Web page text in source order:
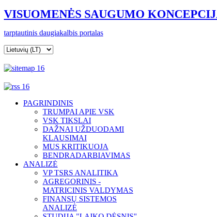
VISUOMENĖS SAUGUMO
tarptautinis daugiakalbis portalas
PAGRINDINIS
TRUMPAI APIE VSK
VSK TIKSLAI
DAŽNAI UŽDUODAMI
KLAUSIMAI
MUS KRITIKUOJA
BENDRADARBIAVIMAS
ANALIZĖ
VP TSRS ANALITIKA
AGREGORINIS -
MATRICINIS VALDYMAS
FINANSŲ SISTEMOS
ANALIZĖ